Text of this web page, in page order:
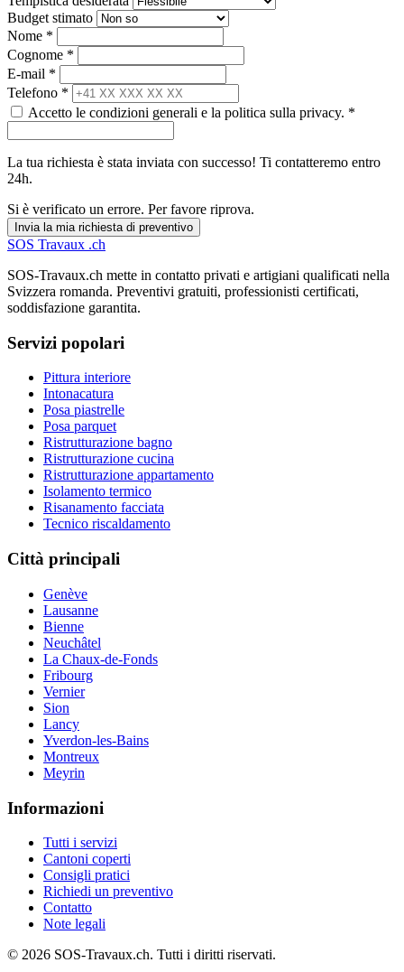
Budget stimato
Nome *
Cognome *
E-mail *
Telefono *
Accetto le condizioni generali e la politica sulla privacy. *
La tua richiesta è stata inviata con successo! Ti contatteremo entro
24h.
Si è verificato un errore. Per favore riprova.
Invia la mia richiesta di preventivo
SOS Travaux .ch
SOS-Travaux.ch mette in contatto privati e artigiani qualificati nella
Svizzera romanda. Preventivi gratuiti, professionisti certificati,
soddisfazione garantita.
Servizi popolari
Pittura interiore
Intonacatura
Posa piastrelle
Posa parquet
Ristrutturazione bagno
Ristrutturazione cucina
Ristrutturazione appartamento
Isolamento termico
Risanamento facciata
Tecnico riscaldamento
Città principali
Genève
Lausanne
Bienne
Neuchâtel
La Chaux-de-Fonds
Fribourg
Vernier
Sion
Lancy
Yverdon-les-Bains
Montreux
Meyrin
Informazioni
Tutti i servizi
Cantoni coperti
Consigli pratici
Richiedi un preventivo
Contatto
Note legali
© 2026 SOS-Travaux.ch. Tutti i diritti riservati.